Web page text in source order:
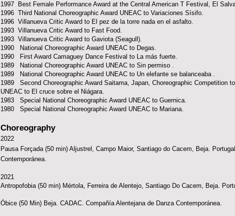
1997 Best Female Performance Award at the Central American T Festival, El
1996 Third National Choreographic Award UNEAC to Variaciones Sísifo.
1996 Villanueva Critic Award to El pez de la torre nada en el asfalto.
1993 Villanueva Critic Award to Fast Food.
1993 Villanueva Critic Award to Gaviota (Seagull).
1990 National Choreographic Award UNEAC to Degas.
1990 First Award Camaguey Dance Festival to La más fuerte.
1989 National Choreographic Award UNEAC to Sin permiso .
1989 National Choreographic Award UNEAC to Un elefante se balanceaba .
1989 Second Choreographic Award Saitama, Japan, Choreographic Competition
UNEAC to El cruce sobre el Niágara.
1983 Special National Choreographic Award UNEAC to Guernica.
1980 Special National Choreographic Award UNEAC to Mariana.
Choreography
2022
Pausa Forçada (50 min) Aljustrel, Campo Maior, Santiago do Cacem, Beja.
Contemporánea.
2021
Antropofobia (50 min) Mértola, Ferreira de Alentejo, Santiago Do Cacem, Beja.
Óbice (50 Min) Beja. CADAC. Compañía Alentejana de Danza Contemporánea.